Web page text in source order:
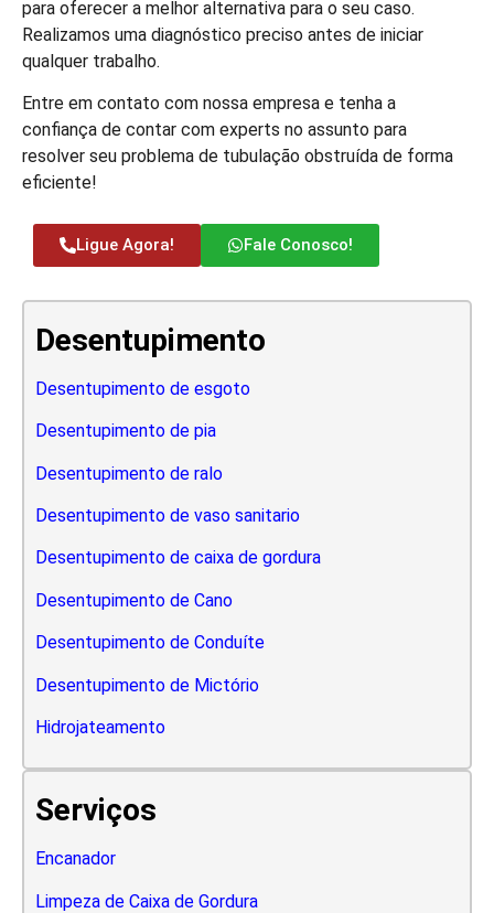
para oferecer a melhor alternativa para o seu caso.
Realizamos uma diagnóstico preciso antes de iniciar
qualquer trabalho.
Entre em contato com nossa empresa e tenha a
confiança de contar com experts no assunto para
resolver seu problema de tubulação obstruída de forma
eficiente!
Ligue Agora! Fale Conosco!
Desentupimento
Desentupimento de esgoto
Desentupimento de pia
Desentupimento de ralo
Desentupimento de vaso sanitario
Desentupimento de caixa de gordura
Desentupimento de Cano
Desentupimento de Conduíte
Desentupimento de Mictório
Hidrojateamento
Serviços
Encanador
Limpeza de Caixa de Gordura